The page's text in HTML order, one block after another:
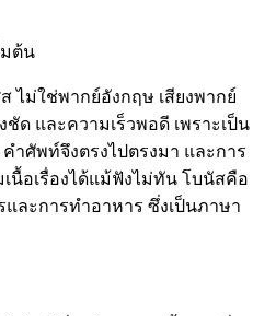
มต้น
ไม่ใช่พากย์อังกฤษ เสียงพากย์
ชัด และความเร็วพอดี เพราะเป็น
ำศัพท์จึงตรงไปตรงมา และการ
เนื้อเรื่องได้แม้ฟังไม่ทัน โบนัสคือ
ละการทำอาหาร ซึ่งเป็นภาษา